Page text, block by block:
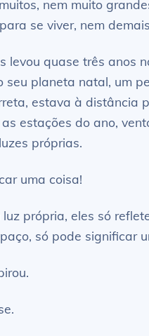
nem muito
se viver, nem
levou quase três anos
seu planeta natal, um
estava à distância
estações do ano,
próprias.
uma coisa!
própria, eles só
só pode significar